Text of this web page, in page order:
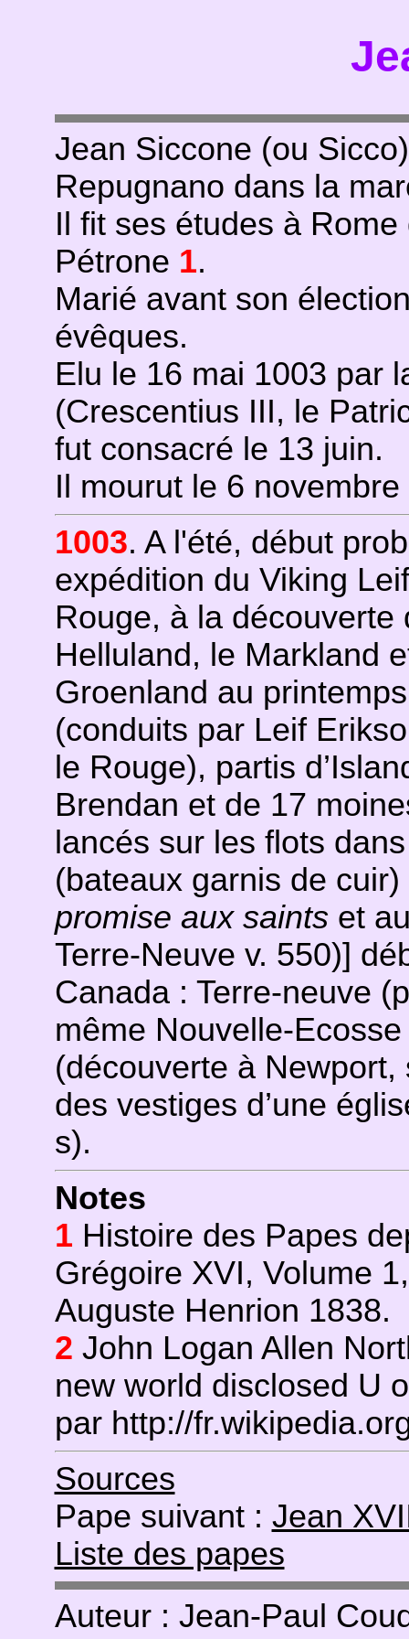
Jean Siccone (ou
Repugnano dans la
Il fit ses études à
Pétrone 1.
Marié avant son
évêques.
Elu le 16 mai 1003 par
(Crescentius III, le
fut consacré le 13 juin.
Il mourut le 6 novembre
1003. A l'été, début
expédition du Viking
Rouge, à la découverte
Helluland, le Markland
Groenland au
(conduits par Leif
le Rouge), partis
Brendan et de 17
lancés sur les flots
(bateaux garnis de
promise aux saintset
Terre-Neuve v. 550)]
Canada : Terre-neuve
même Nouvelle-
(découverte à Newport,
des vestiges d’une
s).
Notes
1 Histoire des Papes
Grégoire XVI, Volume
Auguste Henrion 1838.
2 John Logan Allen
new world disclosed U
par http://
Sources
Pape suivant : Jean
Liste des papes
Auteur : Jean-Paul